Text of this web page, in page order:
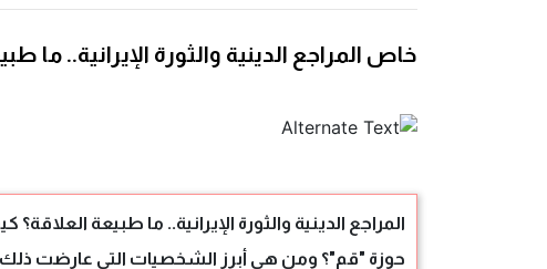
خاص المراجع الدينية والثورة الإيرانية.. ما
المراجع الدينية والثورة الإيرانية.. ما طبيعة
حوزة "قم"؟ ومن هي أبرز الشخصيات التي عارضت ذلك؟